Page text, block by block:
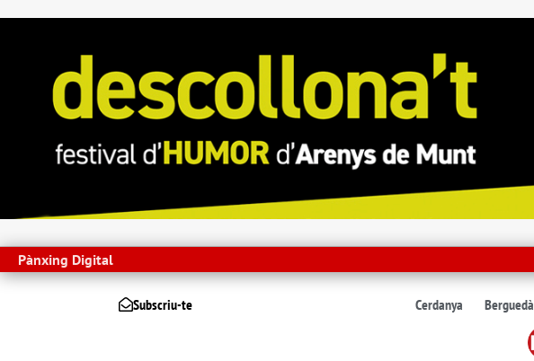
Pànxing Digital
Subscriu-te Cerdanya Berguedà